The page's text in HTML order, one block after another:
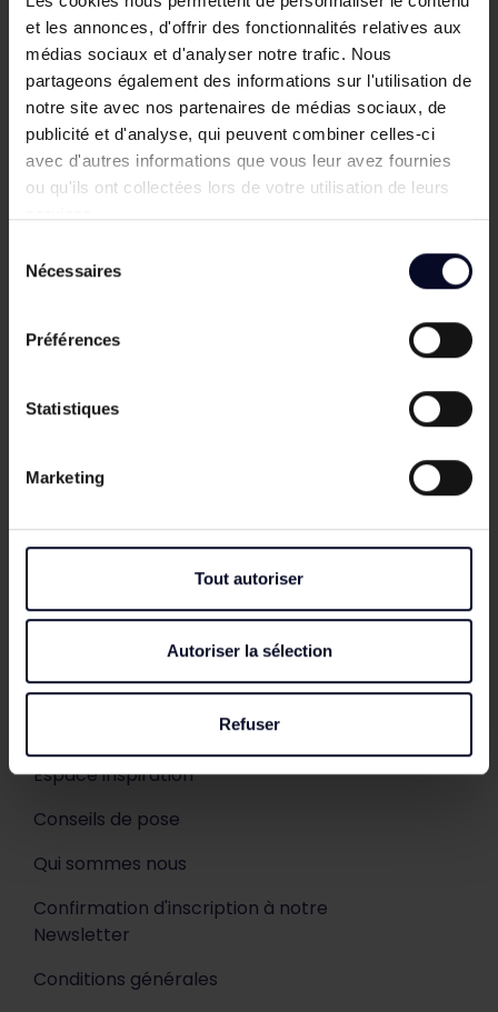
et les annonces, d'offrir des fonctionnalités relatives aux
médias sociaux et d'analyser notre trafic. Nous
partageons également des informations sur l'utilisation de
notre site avec nos partenaires de médias sociaux, de
publicité et d'analyse, qui peuvent combiner celles-ci
avec d'autres informations que vous leur avez fournies
ou qu'ils ont collectées lors de votre utilisation de leurs
Nécessaires
Préférences
Statistiques
Marketing
Tout autoriser
Autoriser la sélection
Refuser
Portail grillagé
Portail barreaudé
Portillon
Portillon grillagé
Portillon barreaudé
Bonnes affaires
Bons plans
Mentions légales
Qui sommes-nous ?
Paiement sécurisé
Espace inspiration
Conseils de pose
Qui sommes nous
Confirmation d'inscription à notre
Newsletter
Conditions générales